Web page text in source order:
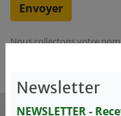
Nous collectons votre
NEWSLETTER -
Newsletter
NEWSLETTER -